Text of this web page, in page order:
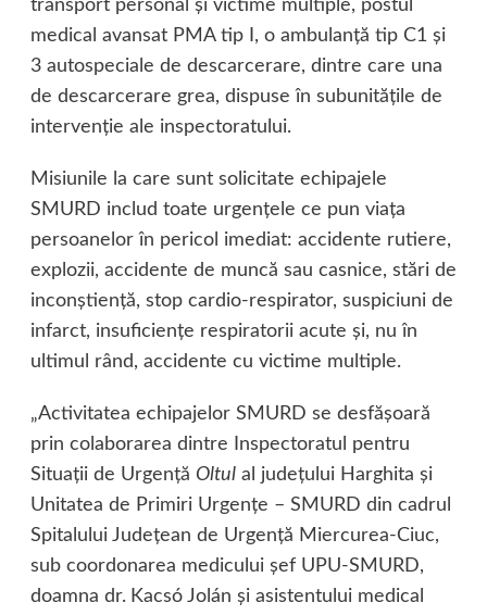
transport personal şi victime multiple, postul
medical avansat PMA tip I, o ambulanţă tip C1 şi
3 autospeciale de descarcerare, dintre care una
de descarcerare grea, dispuse în subunităţile de
intervenţie ale inspectoratului.
Misiunile la care sunt solicitate echipajele
SMURD includ toate urgenţele ce pun viaţa
persoanelor în pericol imediat: accidente rutiere,
explozii, accidente de muncă sau casnice, stări de
inconştienţă, stop cardio-respirator, suspiciuni de
infarct, insuficienţe respiratorii acute şi, nu în
ultimul rând, accidente cu victime multiple.
„Activitatea echipajelor SMURD se desfăşoară
prin colaborarea dintre Inspectoratul pentru
Situaţii de Urgenţă Oltulal judeţului Harghita şi
Unitatea de Primiri Urgenţe – SMURD din cadrul
Spitalului Judeţean de Urgenţă Miercurea-Ciuc,
sub coordonarea medicului şef UPU-SMURD,
doamna dr. Kacsó Jolán şi asistentului medical